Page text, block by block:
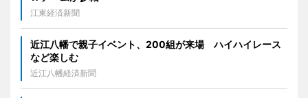
江東経済新聞
近江八幡で親子イベント、200組が来場 ハイハイレース
など楽しむ
近江八幡経済新聞